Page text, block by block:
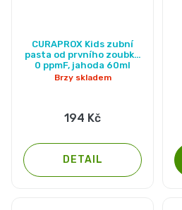
CURAPROX Kids zubní
pasta od prvního zoubku
0 ppmF, jahoda 60ml
Brzy skladem
194 Kč
DETAIL